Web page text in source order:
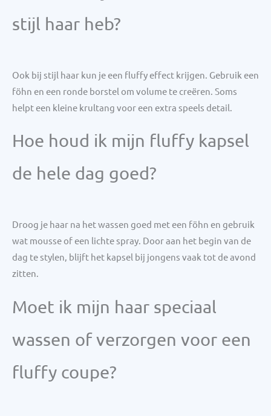
stijl haar heb?
Ook bij stijl haar kun je een fluffy effect krijgen. Gebruik een
föhn en een ronde borstel om volume te creëren. Soms
helpt een kleine krultang voor een extra speels detail.
Hoe houd ik mijn fluffy kapsel
de hele dag goed?
Droog je haar na het wassen goed met een föhn en gebruik
wat mousse of een lichte spray. Door aan het begin van de
dag te stylen, blijft het kapsel bij jongens vaak tot de avond
zitten.
Moet ik mijn haar speciaal
wassen of verzorgen voor een
fluffy coupe?